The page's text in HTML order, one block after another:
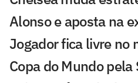
Alonso e aposta na
Jogador fica livre no
Copa do Mundo pela